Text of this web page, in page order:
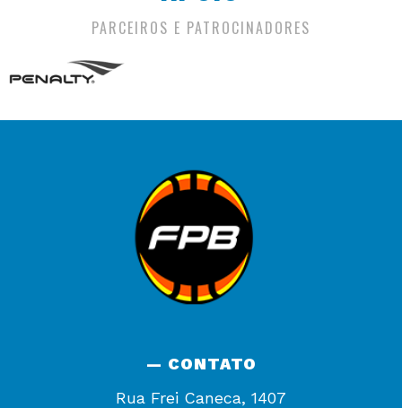
PARCEIROS E PATROCINADORES
— CONTATO
Rua Frei Caneca, 1407